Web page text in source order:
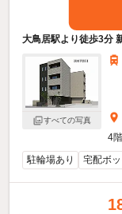
大鳥居駅より徒歩3分
すべての写真
4
駐輪場あり
宅配ボ